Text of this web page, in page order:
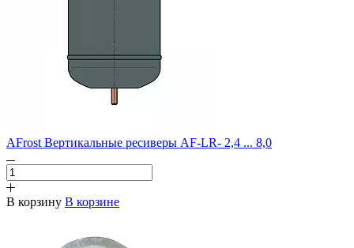
AFrost Вертикальные ресиверы AF-LR- 2,4 ... 8,0
В корзину В корзине